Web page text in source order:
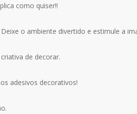
como quiser!!
o ambiente divertido e estimule a
de decorar.
adesivos decorativos!